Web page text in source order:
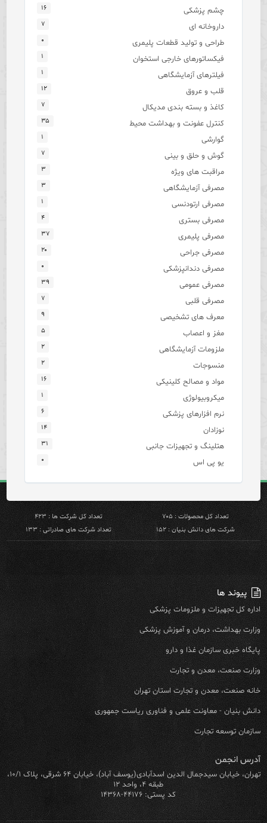
چشم پزشکی ۱۶
داروخانه ای ۷
طراحی و تولید قطعات پلیمری ۰
فیکساتورهای خارجی استخوان ۱
فیلترهای آزمایشگاهی ۱
قلب و عروق ۱۲
کاغذ و بسته بندی مدیکال ۷
کنترل عفونت و بهداشت محیط ۳۵
گوارشی ۱
گوش و حلق و بینی ۷
مراقبت های ویژه ۳
مصرفی آزمایشگاهی ۳
مصرفی ارتودنسی ۱
مصرفی بستری ۴
مصرفی پلیمری ۳۷
مصرفی جراحی ۲۰
مصرفی دندانپزشکی ۰
مصرفی عمومی ۳۹
مصرفی قلبی ۷
معرف های تشخیصی ۹
مغز و اعصاب ۵
ملزومات آزمایشگاهی ۲
منسوجات ۲
مواد و مصالح کلینیکی ۱۶
میکروبیولوژی ۱
نرم افزارهای پزشکی ۶
نوزادان ۱۴
هتلینگ و تجهیزات جانبی ۳۱
یو پی اس ۰
تعداد کل محصولات : ۷۰۵
تعداد کل شرکت ها : ۴۲۳
شرکت های دانش بنیان : ۱۵۲
تعداد شرکت های صادراتی : ۱۳۳
پیوند ها
اداره کل تجهیزات و ملزومات پزشکی
وزارت بهداشت، درمان و آموزش پزشکی
پایگاه خبری سازمان غذا و دارو
وزارت صنعت، معدن و تجارت
خانه صنعت، معدن و تجارت استان تهران
دانش بنیان - معاونت علمی و فناوری ریاست جمهوری
سازمان توسعه تجارت
آدرس انجمن
تهران، خیابان سیدجمال الدین اسدآبادی(یوسف آباد)، خیابان ۶۴ شرقی، پلاک ۱۰/۱،
طبقه ۴، واحد ۱۲
کد پستی: ۴۴۱۷۶-۱۴۳۶۸